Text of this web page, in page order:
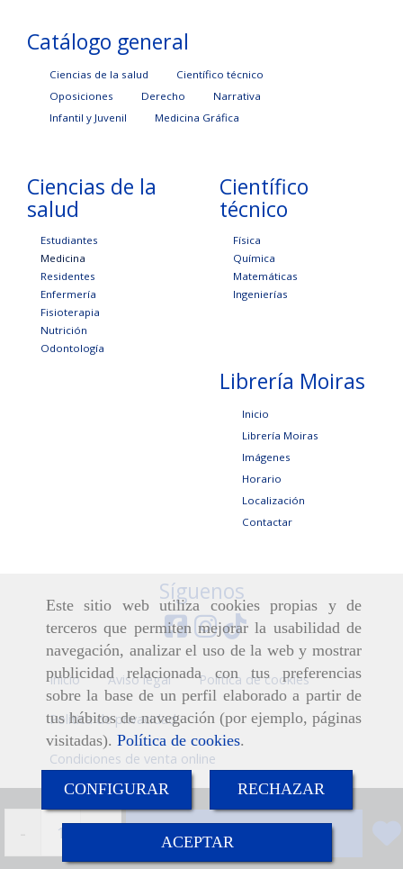
Este sitio web utiliza cookies propias y de
terceros que permiten mejorar la usabilidad de
navegación, analizar el uso de la web y mostrar
publicidad relacionada con tus preferencias
sobre la base de un perfil elaborado a partir de
tus hábitos de navegación (por ejemplo, páginas
visitadas). Política de cookies.
CONFIGURAR RECHAZAR
ACEPTAR
+
Catálogo general
Ciencias de la salud
Científico técnico
Oposiciones
Derecho
Narrativa
Infantil y Juvenil
Medicina Gráfica
Ciencias de la
salud
Estudiantes
Medicina
Residentes
Enfermería
Fisioterapia
Nutrición
Odontología
Científico
técnico
Física
Química
Matemáticas
Ingenierías
Librería Moiras
Inicio
Librería Moiras
Imágenes
Horario
Localización
Contactar
Síguenos
Inicio Aviso legal Política de cookies
Política de privacidad
Condiciones de venta online